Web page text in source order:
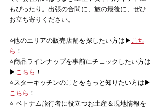
もぴったり。 出張の合間に、旅の最後に、ぜひ
お立ち寄りください。
⭐️他のエリアの販売店舗を探したい方は▶ こち
ら ！
⭐️商品ラインナップを事前にチェックしたい方は
▶ こちら ！
⭐️スターキッチンのことをもっと知りたい方は▶
こちら ！
⭐️ ベトナム旅行者に役立つお土産＆現地情報を